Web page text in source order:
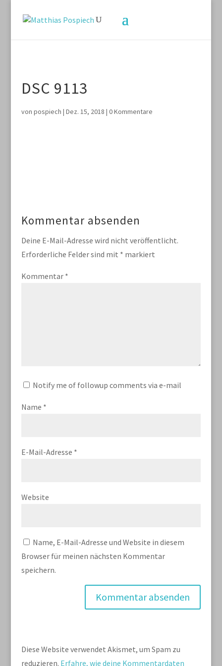
DSC 9113
von pospiech | Dez. 15, 2018 | 0 Kommentare
Kommentar absenden
Deine E-Mail-Adresse wird nicht veröffentlicht.
Erforderliche Felder sind mit * markiert
Kommentar *
Notify me of followup comments via e-mail
Name *
E-Mail-Adresse *
Website
Name, E-Mail-Adresse und Website in diesem
Browser für meinen nächsten Kommentar
speichern.
Diese Website verwendet Akismet, um Spam zu
reduzieren. Erfahre, wie deine Kommentardaten